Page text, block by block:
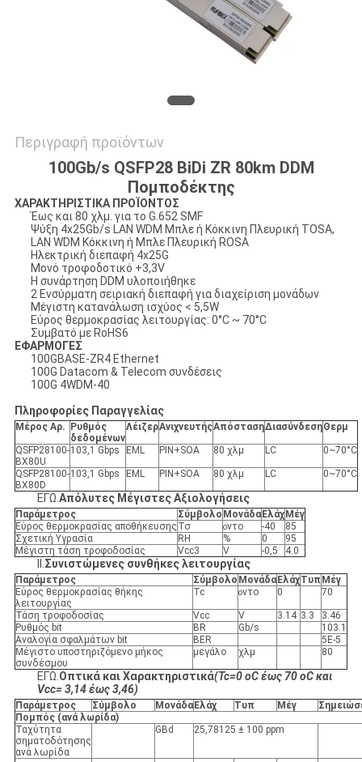
Περιγραφή προϊόντων
100Gb/s QSFP28 BiDi ZR 80km DDM
Πομποδέκτης
ΧΑΡΑΚΤΗΡΙΣΤΙΚΑ ΠΡΟΪΟΝΤΟΣ
Έως και 80 χλμ. για το G.652 SMF
Ψύξη 4x25Gb/s LAN WDM Μπλε ή Κόκκινη Πλευρική TOSA,
LAN WDM Κόκκινη ή Μπλε Πλευρική ROSA
Ηλεκτρική διεπαφή 4x25G
Μονό τροφοδοτικό +3,3V
Η συνάρτηση DDM υλοποιήθηκε
2 Ενσύρματη σειριακή διεπαφή για διαχείριση μονάδων
Μέγιστη κατανάλωση ισχύος < 5,5W
Εύρος θερμοκρασίας λειτουργίας: 0°C ~ 70°C
Συμβατό με RoHS6
ΕΦΑΡΜΟΓΕΣ
100GBASE-ZR4 Ethernet
100G Datacom & Telecom συνδέσεις
100G 4WDM-40
Πληροφορίες Παραγγελίας
Μέρος Αρ.
Ρυθμός
δεδομένων
ΛέιζερΑνιχνευτήςΑπόστασηΔιασύνδεσηΘερμ
QSFP28100-
BX80U
103,1 Gbps EML PIN+SOA 80 χλμ LC 0~70°C
QSFP28100-
BX80D
103,1 Gbps EML PIN+SOA 80 χλμ LC 0~70°C
ΕΓΩ.Απόλυτες Μέγιστες Αξιολογήσεις
Παράμετρος Σύμβολο Μονάδα Ελάχ Μέγ
Εύρος θερμοκρασίας αποθήκευσης Τσ οντο -40
85
Σχετική Υγρασία
RH % 0
95
Μέγιστη τάση τροφοδοσίας
Vcc3 V -0,5 4.0
II.Συνιστώμενες συνθήκες λειτουργίας
Παράμετρος Σύμβολο Μονάδα ΕλάχΤυπ Μέγ
Εύρος θερμοκρασίας θήκης
λειτουργίας
Tc οντο 0 70
Τάση τροφοδοσίας Vcc V 3.14 3.3
3.46
Ρυθμός bit
BR Gb/s
103.1
Αναλογία σφαλμάτων bit
BER
5Ε-5
Μέγιστο υποστηριζόμενο μήκος
συνδέσμου
μεγάλο χλμ 80
ΕΓΩ.Οπτικά και Χαρακτηριστικά(Tc=0 oC έως 70 oC και
Vcc= 3,14 έως 3,46)
Παράμετρος Σύμβολο Μονάδα Ελάχ Τυπ Μέγ
Πομπός (ανά λωρίδα)
Ταχύτητα
σηματοδότησης
ανά λωρίδα
GBd 25,78125 ± 100 ppm